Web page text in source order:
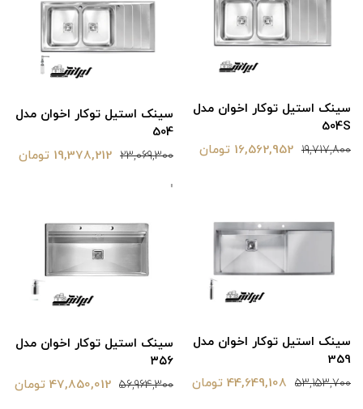
سینک استیل توکار اخوان مدل
504S
19,717,800 16,562,952 تومان
سینک استیل توکار اخوان مدل
504
23,069,300 19,378,212 تومان
سینک استیل توکار اخوان مدل
359
53,153,700 44,649,108 تومان
سینک استیل توکار اخوان مدل
۳۵۶
56,964,300 47,850,012 تومان